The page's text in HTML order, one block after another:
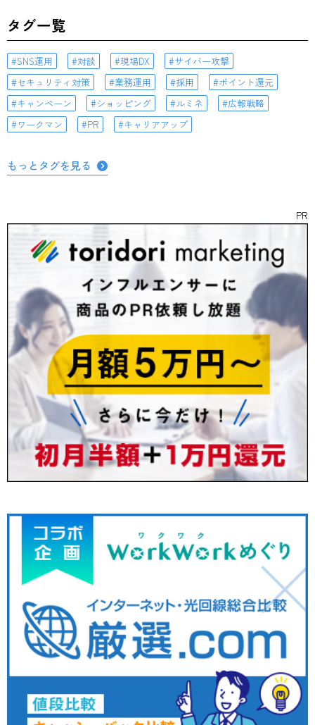
タグ一覧
SNS運用 対談 現場DX
サイバー攻撃
セキュリティ対策
業務運用 採用
ポイント還元
キャンペーン
ショッピング ルミネ
広報戦略
ワークマン
PR キャリアアップ
もっとタグを見る
PR